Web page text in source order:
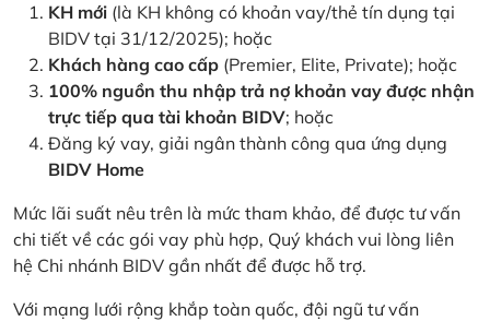
KH mới (là KH không có khoản vay/thẻ tín dụng tại
BIDV tại 31/12/2025); hoặc
Khách hàng cao cấp (Premier, Elite, Private); hoặc
100% nguồn thu nhập trả nợ khoản vay được nhận
trực tiếp qua tài khoản BIDV; hoặc
Đăng ký vay, giải ngân thành công qua ứng dụng
BIDV Home
Mức lãi suất nêu trên là mức tham khảo, để được tư vấn
chi tiết về các gói vay phù hợp, Quý khách vui lòng liên
hệ Chi nhánh BIDV gần nhất để được hỗ trợ.
Với mạng lưới rộng khắp toàn quốc, đội ngũ tư vấn